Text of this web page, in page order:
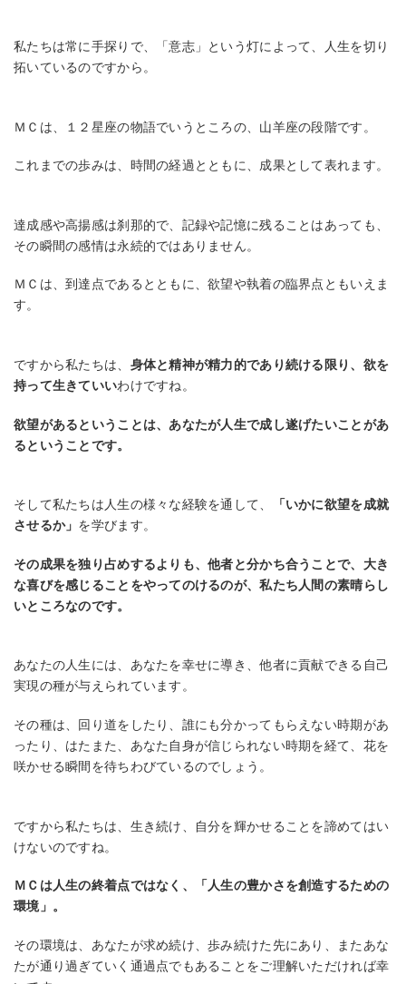
私たちは常に手探りで、「意志」という灯によって、人生を切り
拓いているのですから。
ＭＣは、１２星座の物語でいうところの、山羊座の段階です。
これまでの歩みは、時間の経過とともに、成果として表れます。
達成感や高揚感は刹那的で、記録や記憶に残ることはあっても、
その瞬間の感情は永続的ではありません。
ＭＣは、到達点であるとともに、欲望や執着の臨界点ともいえま
す。
ですから私たちは、 身体と精神が精力的であり続ける限り、欲を
持って生きていいわけですね。
欲望があるということは、あなたが人生で成し遂げたいことがあ
るということです。
そして私たちは人生の様々な経験を通して、
「いかに欲望を成就
させるか」 を学びます。
その成果を独り占めするよりも、他者と分かち合うことで、大き
な喜びを感じることをやってのけるのが、私たち人間の素晴らし
いところなのです。
あなたの人生には、あなたを幸せに導き、他者に貢献できる自己
実現の種が与えられています。
その種は、回り道をしたり、誰にも分かってもらえない時期があ
ったり、はたまた、あなた自身が信じられない時期を経て、花を
咲かせる瞬間を待ちわびているのでしょう。
ですから私たちは、生き続け、自分を輝かせることを諦めてはい
けないのですね。
ＭＣは人生の終着点ではなく、「人生の豊かさを創造するための
環境」。
その環境は、あなたが求め続け、歩み続けた先にあり、またあな
たが通り過ぎていく通過点でもあることをご理解いただければ幸